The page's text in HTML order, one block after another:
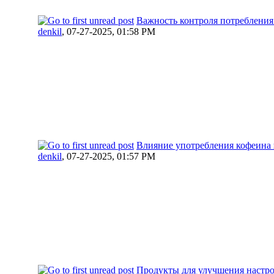
Важность контроля
denkil, 07-27-2025, 01:58 PM
Влияние употребления кофеина
denkil, 07-27-2025, 01:57 PM
Продукты для улучшения